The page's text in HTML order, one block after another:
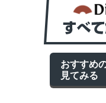
おすすめ
見てみる